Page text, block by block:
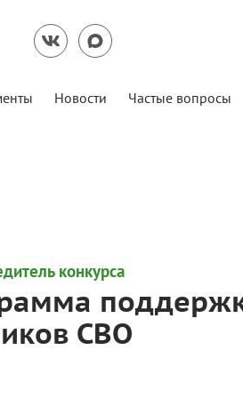
Новости Частые вопросы
конкурса
СВО